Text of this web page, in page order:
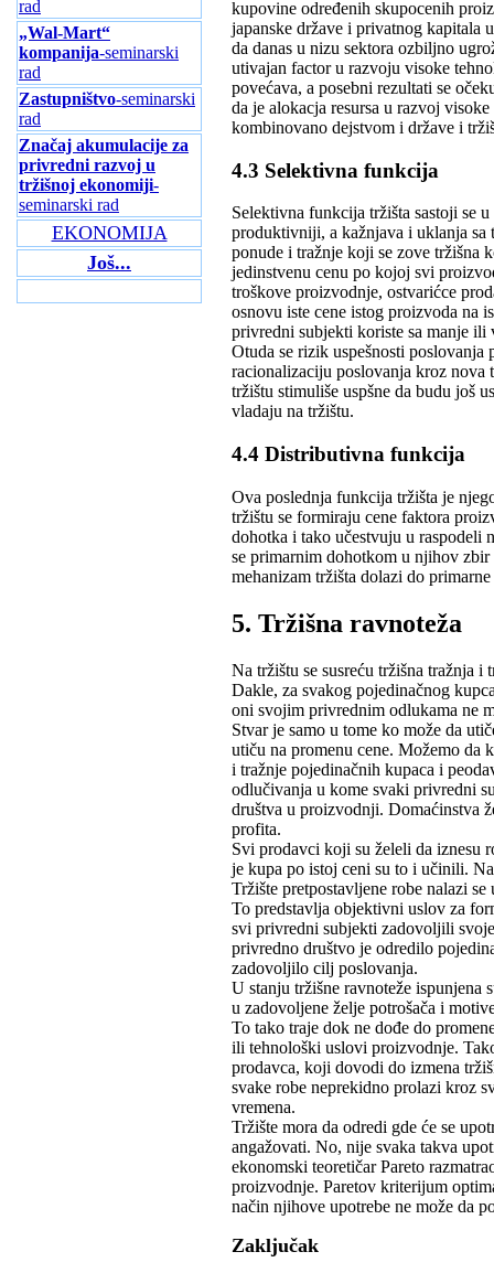
rad
„Wal-Mart“
kompanija-seminarski
rad
Zastupništvo-seminarski
rad
Značaj akumulacije za
privredni razvoj u
tržišnoj ekonomiji-
seminarski rad
EKONOMIJA
Još...
kupovine određenih skupocenih
japanske države i privatnog kapitala
da danas u nizu sektora ozbiljno
utivajan factor u razvoju visoke
povećava, a posebni rezultati se
da je alokacja resursa u razvoj
kombinovano dejstvom i države i
4.3 Selektivna funkcija
Selektivna funkcija tržišta sastoji se
produktivniji, a kažnjava i uklanja sa
ponude i tražnje koji se zove tržišna
jedinstvenu cenu po kojoj svi
troškove proizvodnje, ostvarićce
osnovu iste cene istog proizvoda na
privredni subjekti koriste sa manje ili
Otuda se rizik uspešnosti
racionalizaciju poslovanja kroz nova
tržištu stimuliše uspšne da budu još
vladaju na tržištu.
4.4 Distributivna funkcija
Ova poslednja funkcija tržišta je
tržištu se formiraju cene faktora
dohotka i tako učestvuju u raspodeli
se primarnim dohotkom u njihov
mehanizam tržišta dolazi do
5. Tržišna ravnoteža
Na tržištu se susreću tržišna tražnja
Dakle, za svakog pojedinačnog
oni svojim privrednim odlukama ne
Stvar je samo u tome ko može da
utiču na promenu cene. Možemo da
i tražnje pojedinačnih kupaca i
odlučivanja u kome svaki privredni
društva u proizvodnji. Domaćinstva
profita.
Svi prodavci koji su želeli da iznesu
je kupa po istoj ceni su to i učinili.
Tržište pretpostavljene robe nalazi se
To predstavlja objektivni uslov za
svi privredni subjekti zadovoljili
privredno društvo je odredilo
zadovoljilo cilj poslovanja.
U stanju tržišne ravnoteže
u zadovoljene želje potrošača i
To tako traje dok ne dođe do
ili tehnološki uslovi proizvodnje.
prodavca, koji dovodi do izmena
svake robe neprekidno prolazi kroz
vremena.
Tržište mora da odredi gde će se
angažovati. No, nije svaka takva
ekonomski teoretičar Pareto
proizvodnje. Paretov kriterijum
način njihove upotrebe ne može da
Zaključak